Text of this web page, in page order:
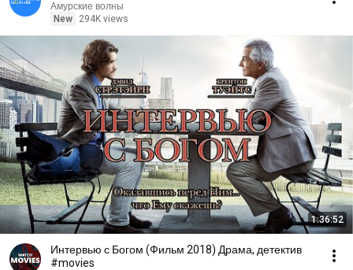
Амурские волны
New
294K views
1:36:52
Интервью с Богом (Фильм 2018) Драма, детектив
#movies